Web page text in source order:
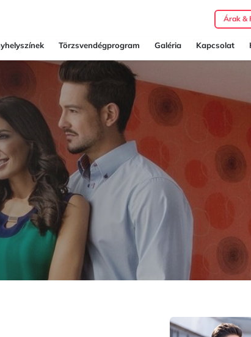
Árak &
Törzsvendégprogram Galéria Kapcsolat